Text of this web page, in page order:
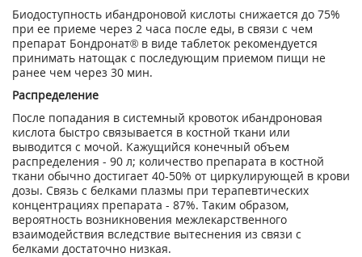
Биодоступность ибандроновой кислоты снижается до 75%
при ее приеме через 2 часа по­сле еды, в связи с чем
препарат Бондронат® в виде таблеток рекомендуется
принимать на­тощак с последующим приемом пищи не
ранее чем через 30 мин.
Распределение
После попадания в системный кровоток ибандроновая
кислота быстро связывается в костной ткани или
выводится с мочой. Кажущийся конечный объем
распределения - 90 л; количество препарата в костной
ткани обычно достигает 40-50% от циркулирующей в крови
дозы. Связь с белками плазмы при терапевтических
концентрациях препарата - 87%. Таким образом,
вероятность возникновения межлекарственного
взаимодействия вследствие вытеснения из связи с
белками достаточно низкая.